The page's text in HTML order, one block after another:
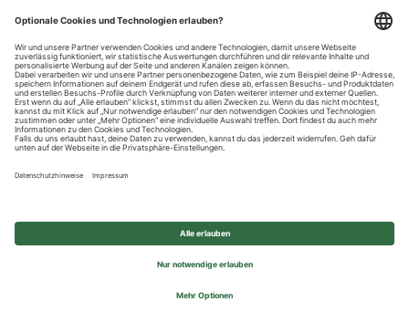
Datenschutzhinweise
Impressum
Privatsphäre-Einstellungen
© 2026 REWE Group - All rights reserved